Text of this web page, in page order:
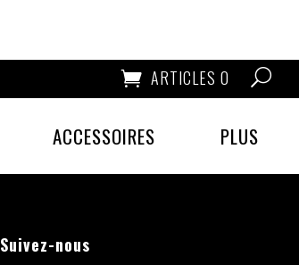
ARTICLES 0
ACCESSOIRES PLUS
Suivez-nous